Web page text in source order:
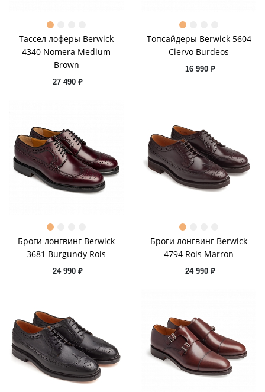
Тассел лоферы Berwick
4340 Nomera Medium
Brown
27 490 ₽
Топсайдеры Berwick 5604
Ciervo Burdeos
16 990 ₽
Броги лонгвинг Berwick
3681 Burgundy Rois
24 990 ₽
Броги лонгвинг Berwick
4794 Rois Marron
24 990 ₽